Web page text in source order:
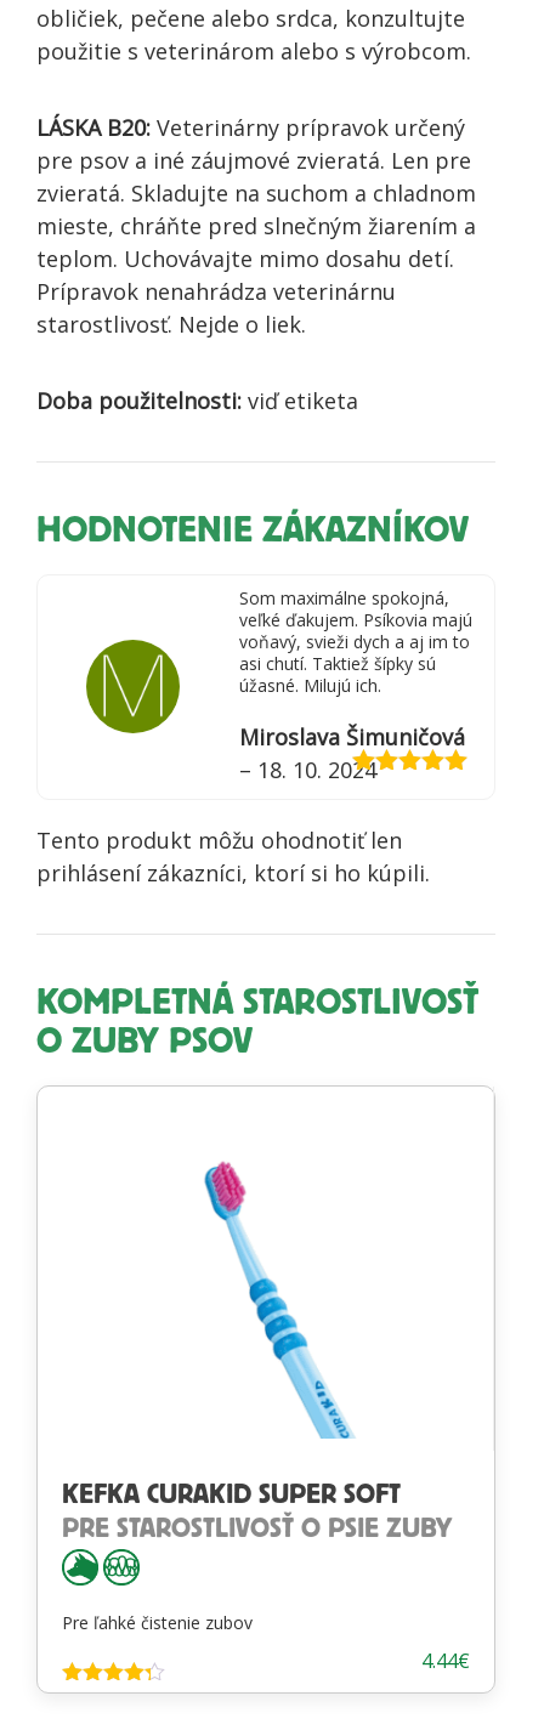
obličiek, pečene alebo srdca, konzultujte
použitie s veterinárom alebo s výrobcom.
LÁSKA B20: Veterinárny prípravok určený
pre psov a iné záujmové zvieratá. Len pre
zvieratá. Skladujte na suchom a chladnom
mieste, chráňte pred slnečným žiarením a
teplom. Uchovávajte mimo dosahu detí.
Prípravok nenahrádza veterinárnu
starostlivosť. Nejde o liek.
Doba použitelnosti: viď etiketa
HODNOTENIE ZÁKAZNÍKOV
Som maximálne spokojná,
veľké ďakujem. Psíkovia majú
voňavý, svieži dych a aj im to
asi chutí. Taktiež šípky sú
úžasné. Milujú ich.
Miroslava Šimuničová
– 18. 10. 2024
Tento produkt môžu ohodnotiť len
prihlásení zákazníci, ktorí si ho kúpili.
KOMPLETNÁ STAROSTLIVOSŤ
O ZUBY PSOV
KEFKA CURAKID SUPER SOFT
PRE STAROSTLIVOSŤ O PSIE ZUBY
Pre ľahké čistenie zubov
Hodnotenie
4.44€